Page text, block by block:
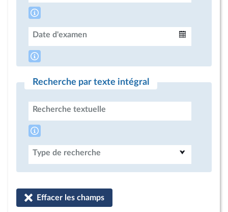
Date d'examen
Recherche par texte intégral
Recherche textuelle
Type de recherche
Effacer les champs